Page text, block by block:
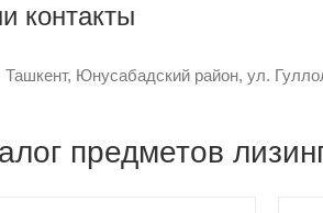
контакты
Ташкент, Юнусабадский район, ул.
предметов